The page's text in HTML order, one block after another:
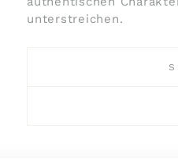
unterstreichen.